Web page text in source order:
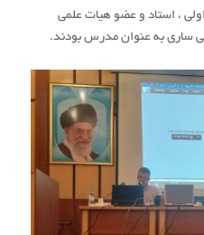
، استاد و عضو هیات علمی
ساری به عنوان مدرس بودند.